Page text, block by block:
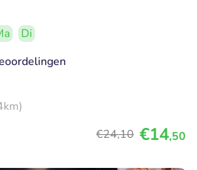
Di
€24,10 €14,50